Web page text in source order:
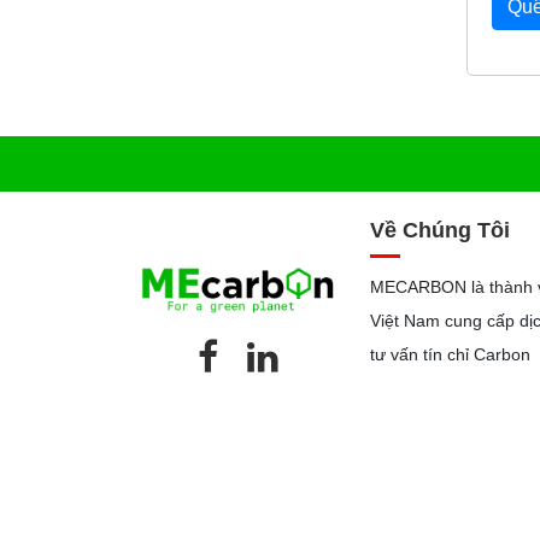
Về Chúng Tôi
MECARBON là thành
Việt Nam cung cấp
tư vấn tín chỉ Carbon